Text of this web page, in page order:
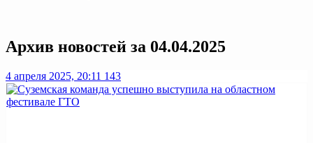
Архив новостей за 04.04.2025
4 апреля 2025, 20:11 143